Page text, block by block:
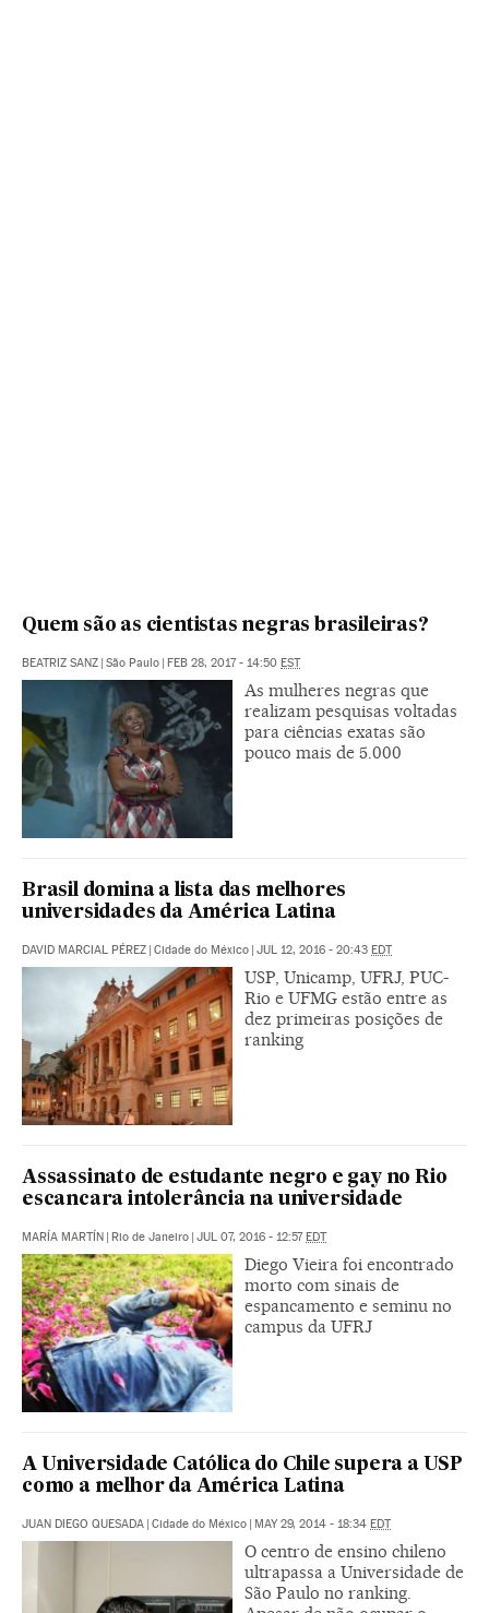
Quem são as cientistas negras brasileiras?
BEATRIZ SANZ | São Paulo | FEB 28, 2017 - 14:50 EST
As mulheres negras que
realizam pesquisas voltadas
para ciências exatas são
pouco mais de 5.000
Brasil domina a lista das melhores
universidades da América Latina
DAVID MARCIAL PÉREZ | Cidade do México | JUL 12, 2016 - 20:43 EDT
USP, Unicamp, UFRJ, PUC-
Rio e UFMG estão entre as
dez primeiras posições de
ranking
Assassinato de estudante negro e gay no Rio
escancara intolerância na universidade
MARÍA MARTÍN | Rio de Janeiro | JUL 07, 2016 - 12:57EDT
Diego Vieira foi encontrado
morto com sinais de
espancamento e seminu no
campus da UFRJ
A Universidade Católica do Chile supera a USP
como a melhor da América Latina
JUAN DIEGO QUESADA | Cidade do México | MAY 29, 2014 - 18:34 EDT
O centro de ensino chileno
ultrapassa a Universidade de
São Paulo no ranking.